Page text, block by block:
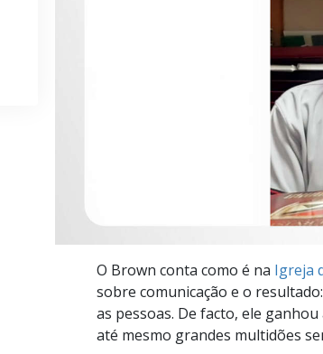
O Brown conta como é na Igreja
sobre comunicação e o
as pessoas. De facto, ele
até mesmo grandes multidões